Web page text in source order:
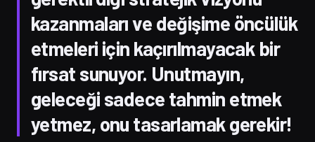
kazanmaları ve değişime öncülük
etmeleri için kaçırılmayacak bir
fırsat sunuyor. Unutmayın,
geleceği sadece tahmin etmek
yetmez, onu tasarlamak gerekir!